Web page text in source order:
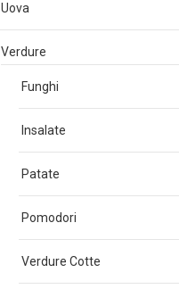
Uova
Verdure
Funghi
Insalate
Patate
Pomodori
Verdure Cotte